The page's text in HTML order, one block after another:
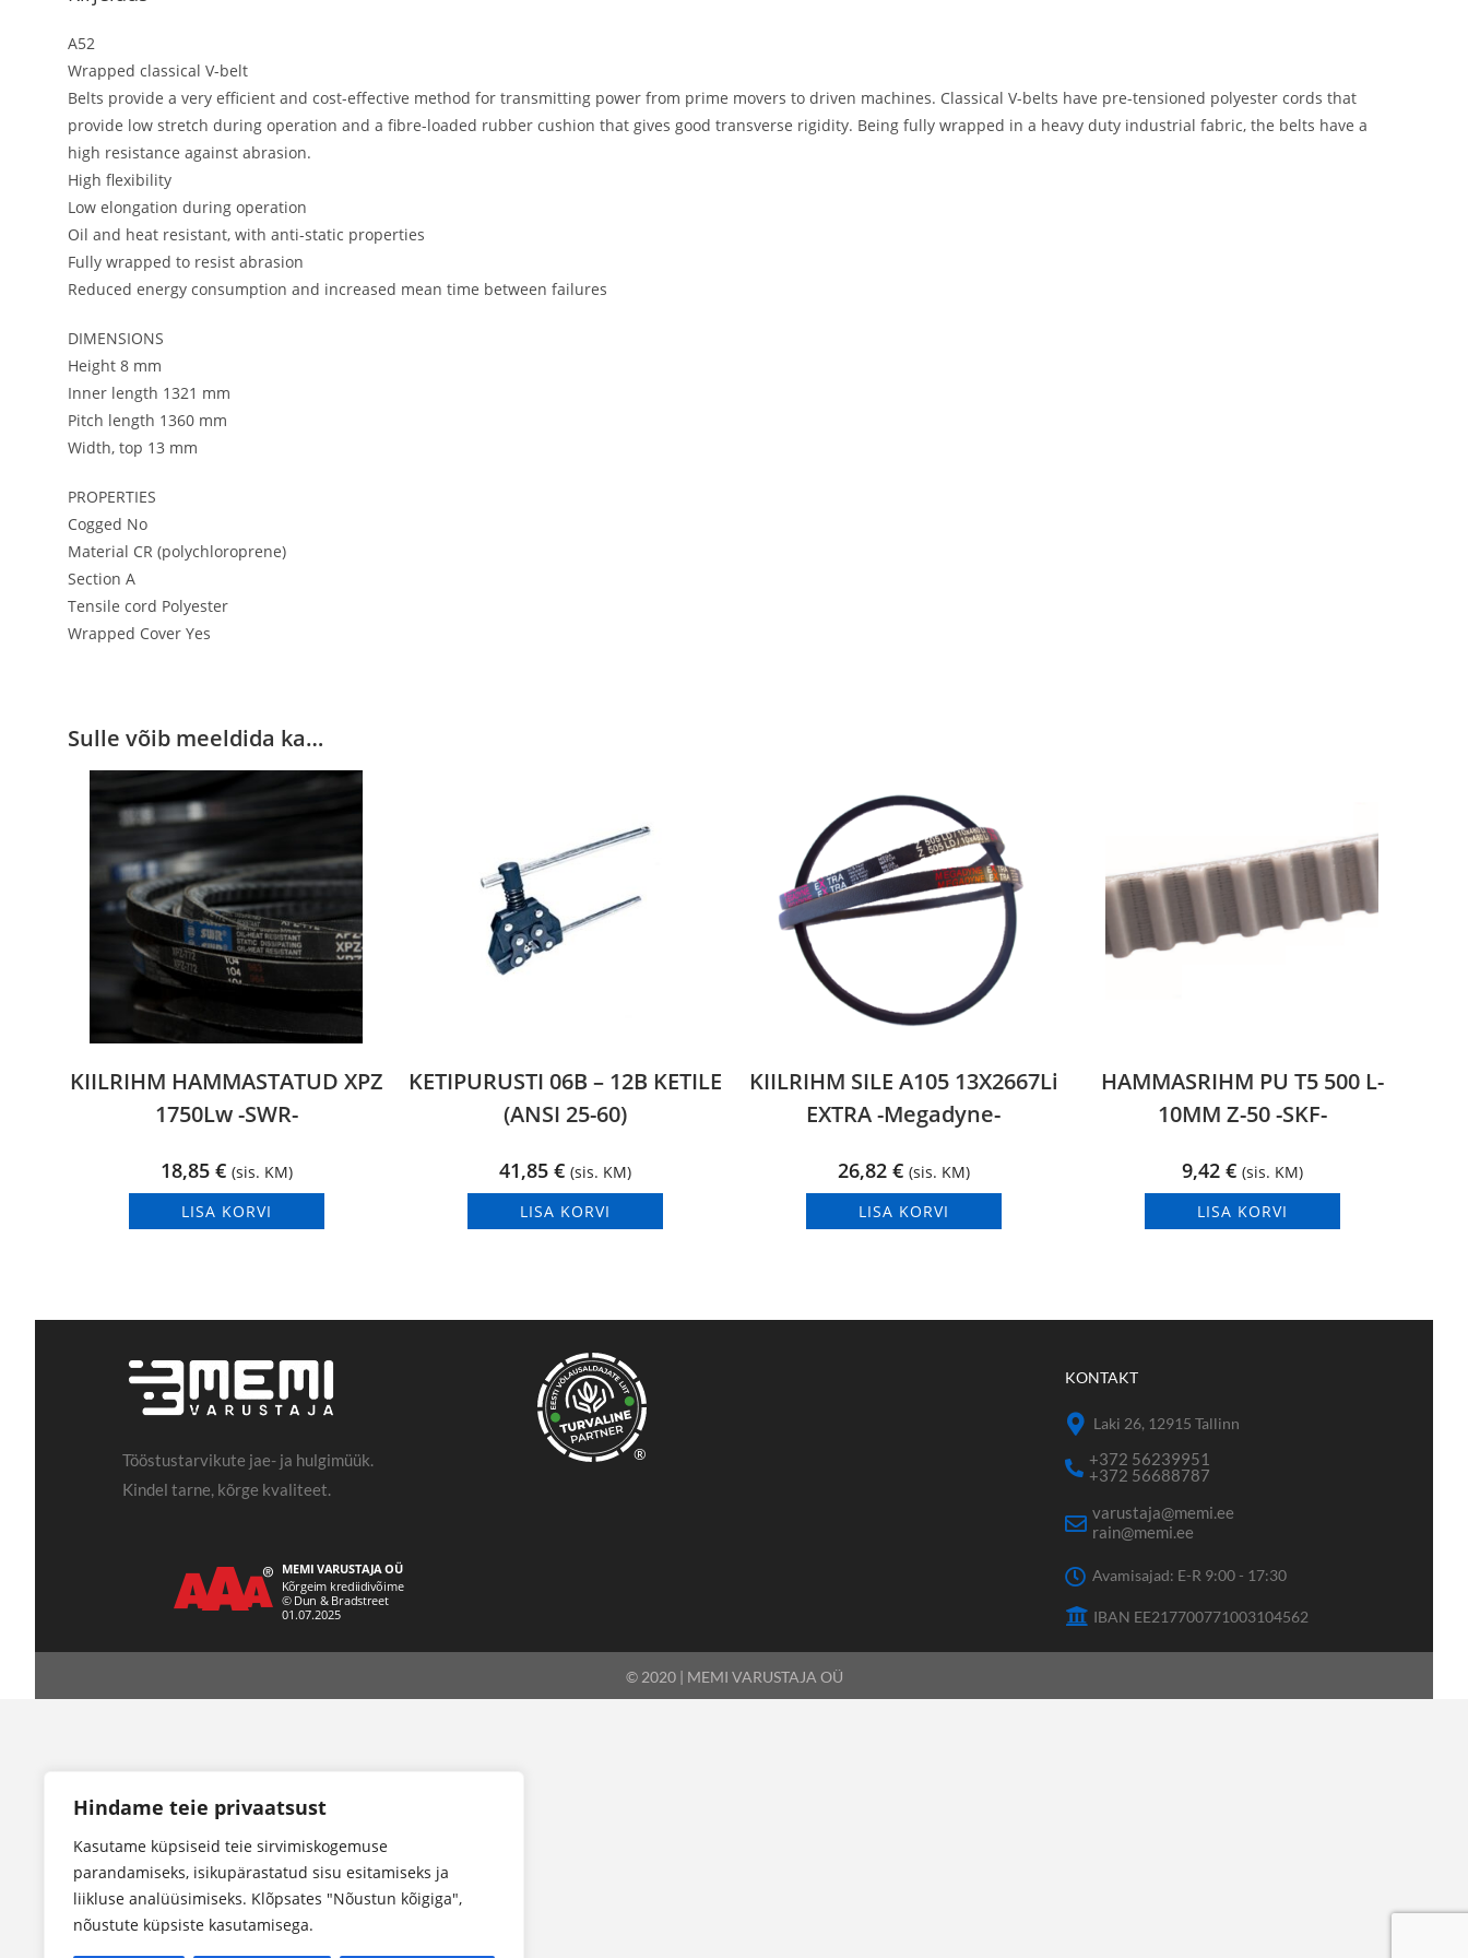
Hindame teie privaatsust
Kasutame küpsiseid teie sirvimiskogemuse
parandamiseks, isikupärastatud sisu esitamiseks ja
liikluse analüüsimiseks. Klõpsates "Nõustun kõigiga",
nõustute küpsiste kasutamisega.
A52
Wrapped classical V-belt
Belts provide a very efficient and cost-effective method for transmitting power from prime movers to driven machines. Classical V-belts have pre-tensioned polyester cords that
provide low stretch during operation and a fibre-loaded rubber cushion that gives good transverse rigidity. Being fully wrapped in a heavy duty industrial fabric, the belts have a
high resistance against abrasion.
High flexibility
Low elongation during operation
Oil and heat resistant, with anti-static properties
Fully wrapped to resist abrasion
Reduced energy consumption and increased mean time between failures
DIMENSIONS
Height 8 mm
Inner length 1321 mm
Pitch length 1360 mm
Width, top 13 mm
PROPERTIES
Cogged No
Material CR (polychloroprene)
Section A
Tensile cord Polyester
Wrapped Cover Yes
Sulle võib meeldida ka…
KIILRIHM HAMMASTATUD XPZ
1750Lw -SWR-
18,85 € (sis. KM)
LISA KORVI
KETIPURUSTI 06B – 12B KETILE
(ANSI 25-60)
41,85 € (sis. KM)
LISA KORVI
KIILRIHM SILE A105 13X2667Li
EXTRA -Megadyne-
26,82 € (sis. KM)
LISA KORVI
HAMMASRIHM PU T5 500 L-
10MM Z-50 -SKF-
9,42 € (sis. KM)
LISA KORVI
Tööstustarvikute jae- ja hulgimüük.
Kindel tarne, kõrge kvaliteet.
®
KONTAKT
Laki 26, 12915 Tallinn
+372 56239951
+372 56688787
varustaja@memi.ee
rain@memi.ee
Avamisajad: E-R 9:00 - 17:30
IBAN EE217700771003104562
© 2020 | MEMI VARUSTAJA OÜ